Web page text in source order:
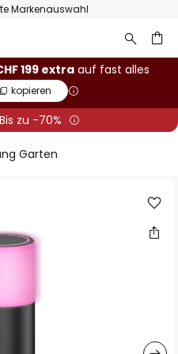
Markenauswahl
199 extra auf fast alles
kopieren
zu -70%
Garten